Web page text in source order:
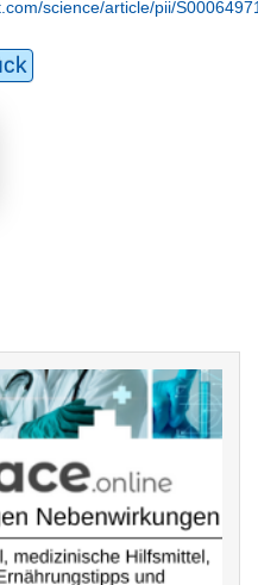
science/article/pii/